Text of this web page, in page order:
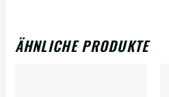
ÄHNLICHE PRODUKTE